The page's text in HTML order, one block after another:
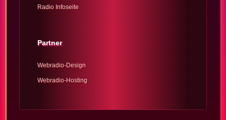
Radio Infoseite
Partner
Webradio-Design
Webradio-Hosting